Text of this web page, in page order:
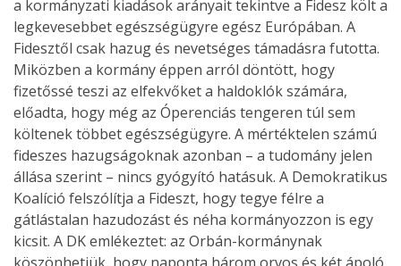
a kormányzati kiadások arányait tekintve a Fidesz költ a
legkevesebbet egészségügyre egész Európában. A
Fidesztől csak hazug és nevetséges támadásra futotta.
Miközben a kormány éppen arról döntött, hogy
fizetőssé teszi az elfekvőket a haldoklók számára,
előadta, hogy még az Óperenciás tengeren túl sem
költenek többet egészségügyre. A mértéktelen számú
fideszes hazugságoknak azonban – a tudomány jelen
állása szerint – nincs gyógyító hatásuk. A Demokratikus
Koalíció felszólítja a Fideszt, hogy tegye félre a
gátlástalan hazudozást és néha kormányozzon is egy
kicsit. A DK emlékeztet: az Orbán-kormánynak